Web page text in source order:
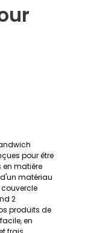
pour être
en matière
matériau
couvercle
2
produits de
en